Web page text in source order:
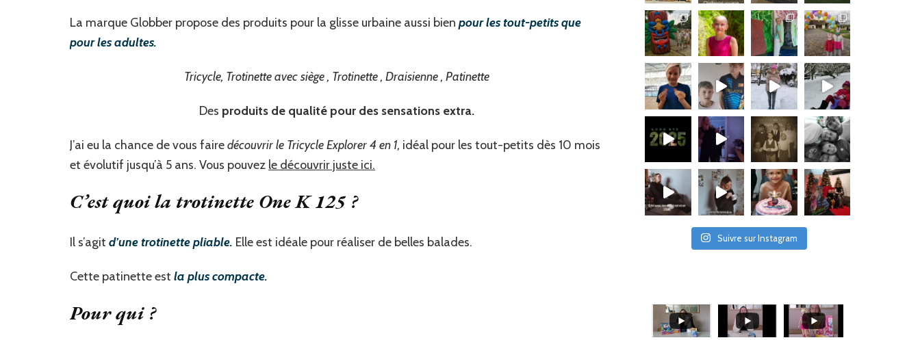
La marque Globber propose des produits pour la glisse urbaine aussi bien pour les tout-petits que
pour les adultes.
Tricycle, Trotinette avec siège , Trotinette , Draisienne , Patinette
Des produits de qualité pour des sensations extra.
J’ai eu la chance de vous fairedécouvrir le Tricycle Explorer 4 en 1, idéal pour les tout-petits dès 10 mois
et évolutif jusqu’à 5 ans. Vous pouvez le découvrir juste ici.
C’est quoi la trotinette One K 125 ?
Il s’agit d’une trotinette pliable. Elle est idéale pour réaliser de belles balades.
Cette patinette est la plus compacte.
Pour qui ?
Suivre sur Instagram